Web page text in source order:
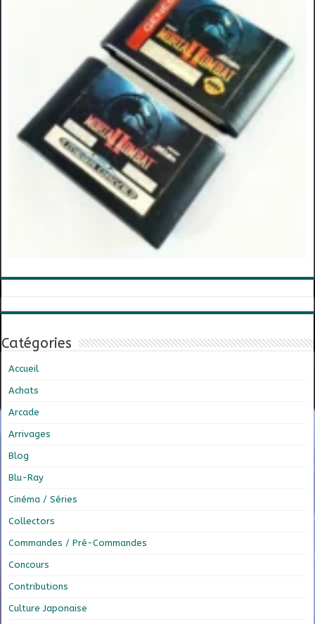
Catégories
Accueil
Achats
Arcade
Arrivages
Blog
Blu-Ray
Cinéma / Séries
Collectors
Commandes / Pré-Commandes
Concours
Contributions
Culture Japonaise